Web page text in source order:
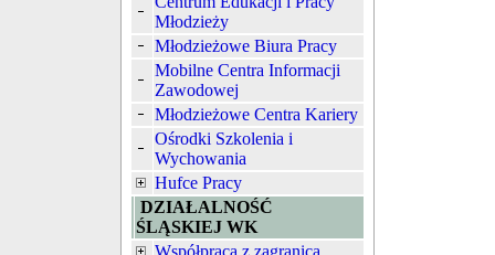
Młodzieży
Młodzieżowe Biura Pracy
Mobilne Centra Informacji
Zawodowej
Młodzieżowe Centra Kariery
Ośrodki Szkolenia i
Wychowania
Hufce Pracy
DZIAŁALNOŚĆ
ŚLĄSKIEJ WK
Współpraca z zagranicą